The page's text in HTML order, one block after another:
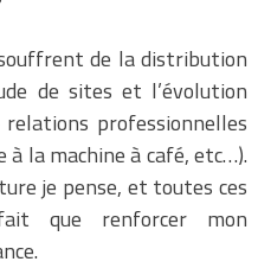
de la distribution
de sites et l’évolution
professionnelles
à la machine à café, etc…).
je pense, et toutes ces
que renforcer mon